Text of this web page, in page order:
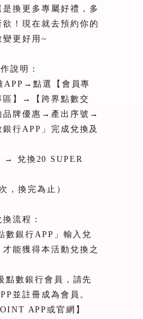
換更多專屬好禮，多
！現在就去預約你的
更好用 ~
說明：
APP→ 點選【會員專
區】→【跨界點數交
品牌優惠→產出序號→
銀行 APP 」完成兌換及
→ 兌換 20 SUPER
次，換完為止）
換流程：
數銀行 APP 」輸入兌
能獲得本活動兌換之
點數銀行會員，請先
並註冊成為會員。
APP或官網】